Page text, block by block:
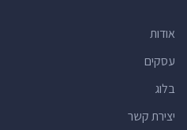
אודות
עסקים
בלוג
יצירת קשר